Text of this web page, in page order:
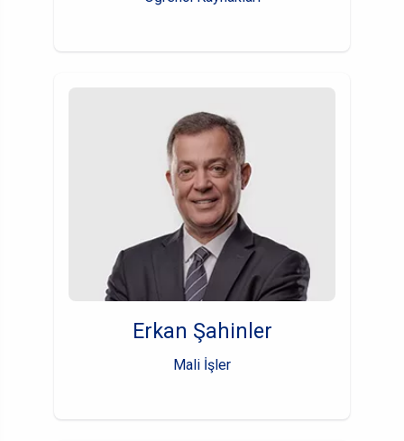
Erkan Şahinler
Mali İşler